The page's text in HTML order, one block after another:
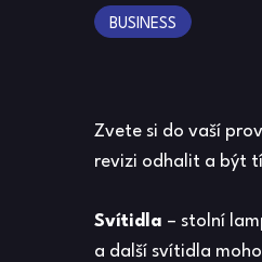
BUSINESS
Zvete si do vaší
revizi odhalit a být
Svítidla – stolní
a další svítidla